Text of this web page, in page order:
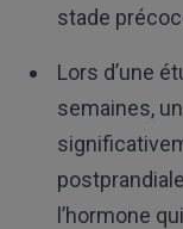
stade
Lors d’une
semaines,
l’hormone